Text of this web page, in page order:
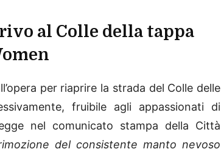
al Colle della tappa
per riaprire la strada del Colle delle
fruibile agli appassionati di
nel comunicato stampa della Città
del consistente manto nevoso